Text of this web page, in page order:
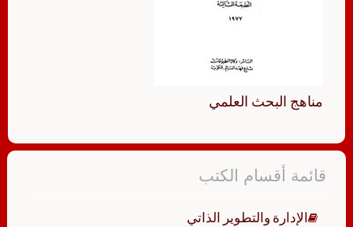
مناهج البحث العلمي
قائمة أقسام الكتب
الإدارة والتطوير الذاتي